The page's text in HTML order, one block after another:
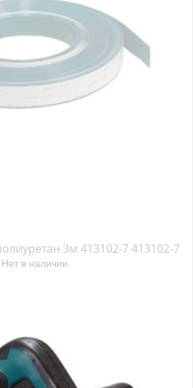
3м 413102-7 413102-7
Нет в наличии